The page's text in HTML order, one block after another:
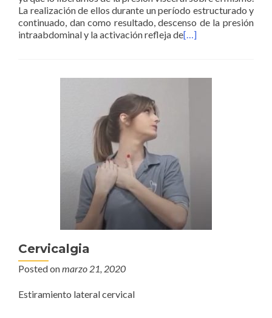
La realización de ellos durante un período estructurado y
continuado, dan como resultado, descenso de la presión
intraabdominal y la activación refleja de[…]
Cervicalgia
Posted onmarzo 21, 2020
Estiramiento lateral cervical